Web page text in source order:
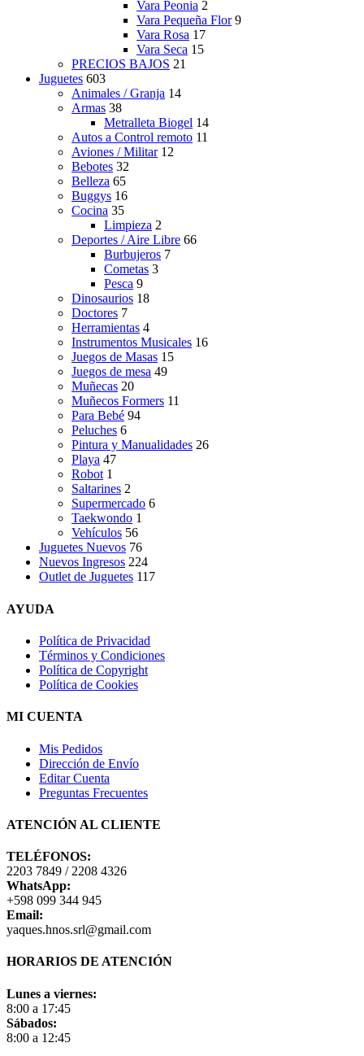
Vara Peonia 2
Vara Pequeña Flor 9
Vara Rosa 17
Vara Seca 15
PRECIOS BAJOS 21
Juguetes 603
Animales / Granja 14
Armas 38
Metralleta Biogel 14
Autos a Control remoto 11
Aviones / Militar 12
Bebotes 32
Belleza 65
Buggys 16
Cocina 35
Limpieza 2
Deportes / Aire Libre 66
Burbujeros 7
Cometas 3
Pesca 9
Dinosaurios 18
Doctores 7
Herramientas 4
Instrumentos Musicales 16
Juegos de Masas 15
Juegos de mesa 49
Muñecas 20
Muñecos Formers 11
Para Bebé 94
Peluches 6
Pintura y Manualidades 26
Playa 47
Robot 1
Saltarines 2
Supermercado 6
Taekwondo 1
Vehículos 56
Juguetes Nuevos 76
Nuevos Ingresos 224
Outlet de Juguetes 117
AYUDA
Política de Privacidad
Términos y Condiciones
Política de Copyright
Política de Cookies
MI CUENTA
Mis Pedidos
Dirección de Envío
Editar Cuenta
Preguntas Frecuentes
ATENCIÓN AL CLIENTE
TELÉFONOS:
2203 7849 / 2208 4326
WhatsApp:
+598 099 344 945
Email:
yaques.hnos.srl@gmail.com
HORARIOS DE ATENCIÓN
Lunes a viernes:
8:00 a 17:45
Sábados:
8:00 a 12:45